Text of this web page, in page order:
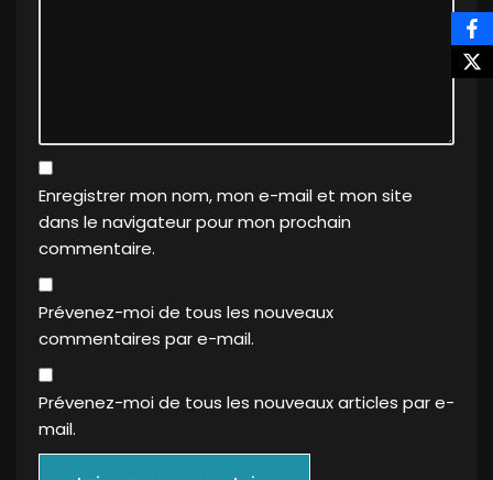
Enregistrer mon nom, mon e-mail et mon site
dans le navigateur pour mon prochain
commentaire.
Prévenez-moi de tous les nouveaux
commentaires par e-mail.
Prévenez-moi de tous les nouveaux articles par e-
mail.